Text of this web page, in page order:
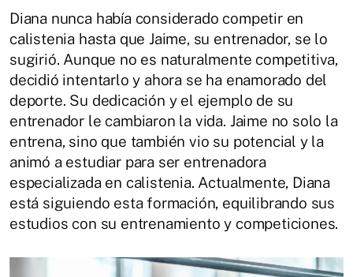
Diana nunca había considerado competir en
calistenia hasta que Jaime, su entrenador, se lo
sugirió. Aunque no es naturalmente competitiva,
decidió intentarlo y ahora se ha enamorado del
deporte. Su dedicación y el ejemplo de su
entrenador le cambiaron la vida. Jaime no solo la
entrena, sino que también vio su potencial y la
animó a estudiar para ser entrenadora
especializada en calistenia. Actualmente, Diana
está siguiendo esta formación, equilibrando sus
estudios con su entrenamiento y competiciones.